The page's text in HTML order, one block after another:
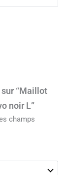
“Maillot
noir L”
champs